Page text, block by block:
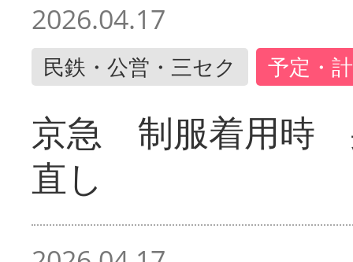
2026.04.17
民鉄・公営・三セク 予定・
京急 制服着用時
直し